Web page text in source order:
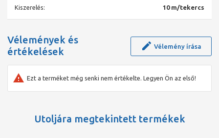
Kiszerelés:
10 m/tekercs
Vélemények és
értékelések
Vélemény írása
Ezt a terméket még senki nem értékelte. Legyen Ön az első!
Utoljára megtekintett termékek